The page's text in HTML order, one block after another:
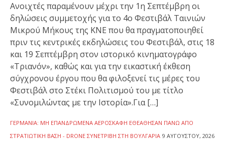
Ανοιχτές παραμένουν μέχρι την 1η Σεπτέμβρη οι
δηλώσεις συμμετοχής για το 4ο Φεστιβάλ Ταινιών
Μικρού Μήκους της ΚΝΕ που θα πραγματοποιηθεί
πριν τις κεντρικές εκδηλώσεις του Φεστιβάλ, στις 18
και 19 Σεπτέμβρη στον ιστορικό κινηματογράφο
«Τριανόν», καθώς και για την εικαστική έκθεση
σύγχρονου έργου που θα φιλοξενεί τις μέρες του
Φεστιβάλ στο Στέκι Πολιτισμού του με τίτλο
«Συνομιλώντας με την Ιστορία».Για […]
ΓΕΡΜΑΝΊΑ: ΜΗ ΕΠΑΝΔΡΩΜΈΝΑ ΑΕΡΟΣΚΆΦΗ ΕΘΕΆΘΗΣΑΝ ΠΆΝΩ ΑΠΌ
ΣΤΡΑΤΙΩΤΙΚΉ ΒΆΣΗ - DRONE ΣΥΝΕΤΡΊΒΗ ΣΤΗ ΒΟΥΛΓΑΡΊΑ 9 ΑΥΓΟΎΣΤΟΥ, 2026